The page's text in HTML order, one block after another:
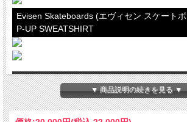
Evisen Skateboards (エヴィセン スケート
P-UP SWEATSHIRT
INFORMATION
▼ 商品説明の続きを見る ▼